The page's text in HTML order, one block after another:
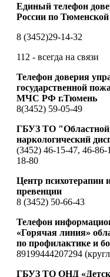
Единый телефон
России по Тюменской
8 (3452)29-14-32
112 - всегда на связи
Телефон доверия
государственной
МЧС РФ г.Тюмень
8(3452) 59-05-49
ГБУЗ ТО "Областной
наркологический
(3452) 46-15-47, 46-
18-80
Центр психотерапии
превенции
8 (3452) 50-66-43
Телефон
«Горячая линия»
по профилактике и
89199444207294
ГБУЗ ТО ОНД